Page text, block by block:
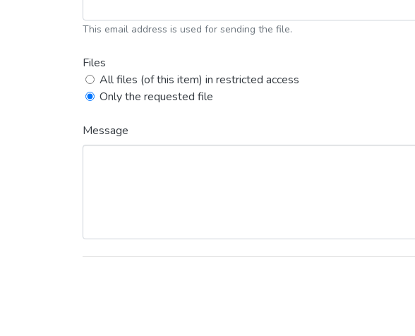
This email address is used for sending the file.
Files
All files (of this item) in restricted access
Only the requested file
Message